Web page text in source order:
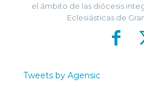
el ámbito de las diócesis
Eclesiásticas de
Tweets by Agensic